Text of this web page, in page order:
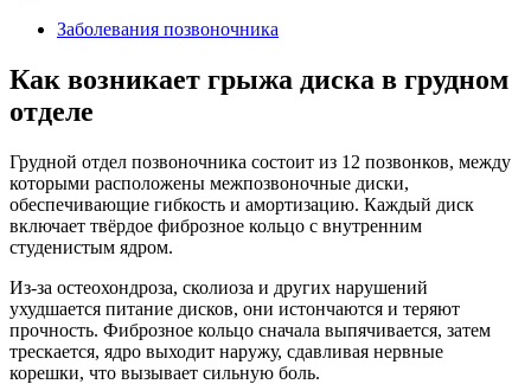
Заболевания позвоночника
Как возникает грыжа диска в грудном
отделе
Грудной отдел позвоночника состоит из 12 позвонков, между
которыми расположены межпозвоночные диски,
обеспечивающие гибкость и амортизацию. Каждый диск
включает твёрдое фиброзное кольцо с внутренним
студенистым ядром.
Из-за остеохондроза, сколиоза и других нарушений
ухудшается питание дисков, они истончаются и теряют
прочность. Фиброзное кольцо сначала выпячивается, затем
трескается, ядро выходит наружу, сдавливая нервные
корешки, что вызывает сильную боль.